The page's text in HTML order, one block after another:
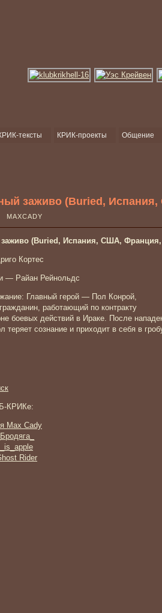
тексты КРИК-проекты Общение
заживо (Buried,
MAXCADY
(Buried, Испания, США, Франция,
Кортес
— Райан Рейнольдс
Главный герой — Пол Конрой,
работающий по контракту
боевых действий в Ираке. После
теряет сознание и приходит в себя в
КРИКе:
Max Cady
Rider